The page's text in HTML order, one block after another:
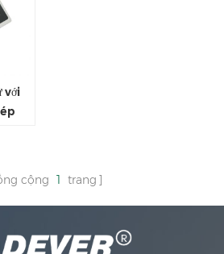
với
cộng 1 trang